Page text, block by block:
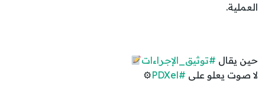
العملية.
حين يقال #توثيق_الإجراءات
لا صوت يعلو على #PDXel
⚙